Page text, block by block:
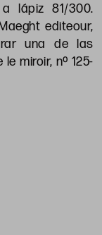
lápiz 81/300.
editeour,
una de las
miroir, nº 125-